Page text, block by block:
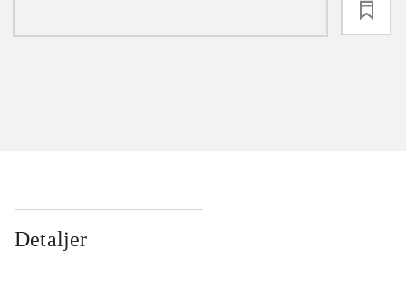
Detaljer